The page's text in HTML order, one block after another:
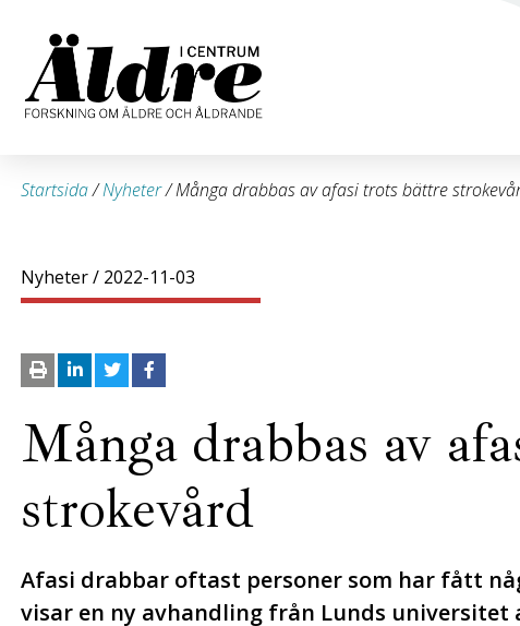
Startsida/Nyheter/Många drabbas av afasi trots bättre
Nyheter/ 2022-11-03
Många drabbas av
strokevård
Afasi drabbar oftast personer som har fått
visar en ny avhandling från Lunds